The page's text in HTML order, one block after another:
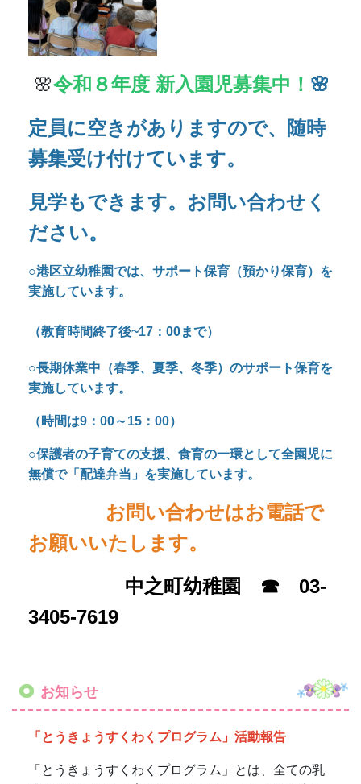
ださい。
○港区立幼稚園では、サポート保育（預かり保育）を
○長期休業中（春季、夏季、冬季）のサポート保育を
実施しています。
（時間は9：00～15：00）
○保護者の子育ての支援、食育の一環として全園児に
お問い合わせはお電話で
お願いいたします。
中之町幼稚園 ☎ 03-
3405-7619
お知らせ
「とうきょうすくわくプログラム」活動報告
「とうきょうすくわくプログラム」とは、全ての乳
探求心（わくわく）」を応援する幼保共通のプログ
ラムで、乳幼児の豊かな心の育ちをサポートするた
令和７年度とうきょうすくわくプログラム活動報